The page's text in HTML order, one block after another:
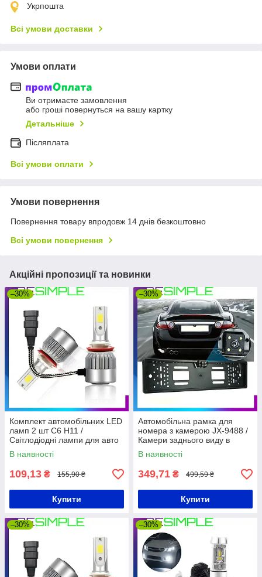
Укрпошта
Всі умови доставки
Умови оплати
Ви отримаєте замовлення
або гроші повернуться на вашу картку
Детальніше
Післяплата
Всі умови оплати
Умови повернення
Повернення товару впродовж 14 днів безкоштовно
Всі умови повернення
Акційні пропозиції та новинки
–30%
Комплект автомобільних LED
ламп 2 шт C6 H11 /
Світлодіодні лампи для авто
36 Вт
В наявності
109,13 ₴ 155,90 ₴
Купити
–30%
Автомобільна рамка для
номера з камерою JX-9488 /
Камери заднього виду в
рамці номерного знака
В наявності
349,71 ₴ 499,59 ₴
Купити
–30% –30%